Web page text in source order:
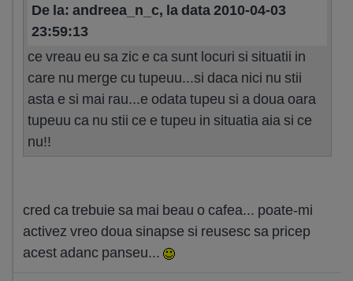
De la: andreea_n_c, la data 2010-04-03
23:59:13
ce vreau eu sa zic e ca sunt locuri si situatii in
care nu merge cu tupeuu...si daca nici nu stii
asta e si mai rau...e odata tupeu si a doua oara
tupeuu ca nu stii ce e tupeu in situatia aia si ce
nu!!
cred ca trebuie sa mai beau o cafea... poate-mi
activez vreo doua sinapse si reusesc sa pricep
acest adanc panseu...